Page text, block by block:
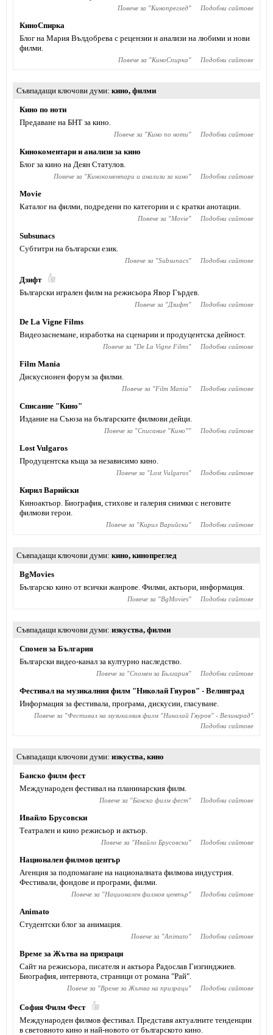
Повече за "Кинопреглед" Подобни сайтове
КиноСпирка
Блог на Мария Вълдобрева с рецензии и анализи на любими и нови
филми.
Повече за "КиноСпирка" Подобни сайтове
Съвпадащи ключови думи кино, филми
Кино по ноти
Предаване на БНТ за кино.
Повече за "Кино по ноти" Подобни сайтове
Кинокоментари и анализи за кино
Блог за кино на Деян Статулов.
Повече за "Кинокоментари и анализи за кино" Подобни сайтове
Movie
Каталог на филми, подредени по категории и с кратки анотации.
Повече за "Movie" Подобни сайтове
Subsunacs
Субтитри на български език.
Повече за "Subsunacs" Подобни сайтове
Дзифт
Български игрален филм на режисьора Явор Гърдев.
Повече за "Дзифт" Подобни сайтове
De La Vigne Films
Видеозаснемане, изработка на сценарии и продуцентска дейност.
Повече за "De La Vigne Films" Подобни сайтове
Film Mania
Дискусионен форум за филми.
Повече за "Film Mania" Подобни сайтове
Списание "Кино"
Издание на Съюза на българските филмови дейци.
Повече за "Списание "Кино"" Подобни сайтове
Lost Vulgaros
Продуцентска къща за независимо кино.
Повече за "Lost Vulgaros" Подобни сайтове
Кирил Варийски
Киноактьор. Биография, стихове и галерия снимки с неговите
филмови герои.
Повече за "Кирил Варийски" Подобни сайтове
Съвпадащи ключови думи кино, кинопреглед
BgMovies
Българско кино от всички жанрове. Филми, актьори, информация.
Повече за "BgMovies" Подобни сайтове
Съвпадащи ключови думи изкуства, филми
Спомен за България
Български видео-канал за културно наследство.
Повече за "Спомен за България" Подобни сайтове
Фестивал на музикалния филм "Николай Гяуров" - Велинград
Информация за фестивала, програма, дискусии, гласуване.
Повече за "Фестивал на музикалния филм "Николай Гяуров" - Велинград"
Подобни сайтове
Съвпадащи ключови думи изкуства, кино
Банско филм фест
Международен фестивал на планинарския филм.
Повече за "Банско филм фест" Подобни сайтове
Ивайло Брусовски
Театрален и кино режисьор и актьор.
Повече за "Ивайло Брусовски" Подобни сайтове
Национален филмов център
Агенция за подпомагане на националната филмова индустрия.
Фестивали, фондове и програми, филми.
Повече за "Национален филмов център" Подобни сайтове
Animato
Студентски блог за анимация.
Повече за "Animato" Подобни сайтове
Време за Жътва на призраци
Сайт на режисьора, писателя и актьора Радослав Гизгинджиев‎.
Биография, интервюта, страници от романа "Рай".
Повече за "Време за Жътва на призраци" Подобни сайтове
София Филм Фест
Международен филмов фестивал. Представя актуалните тенденции
в световното кино и най-новото от българското кино.